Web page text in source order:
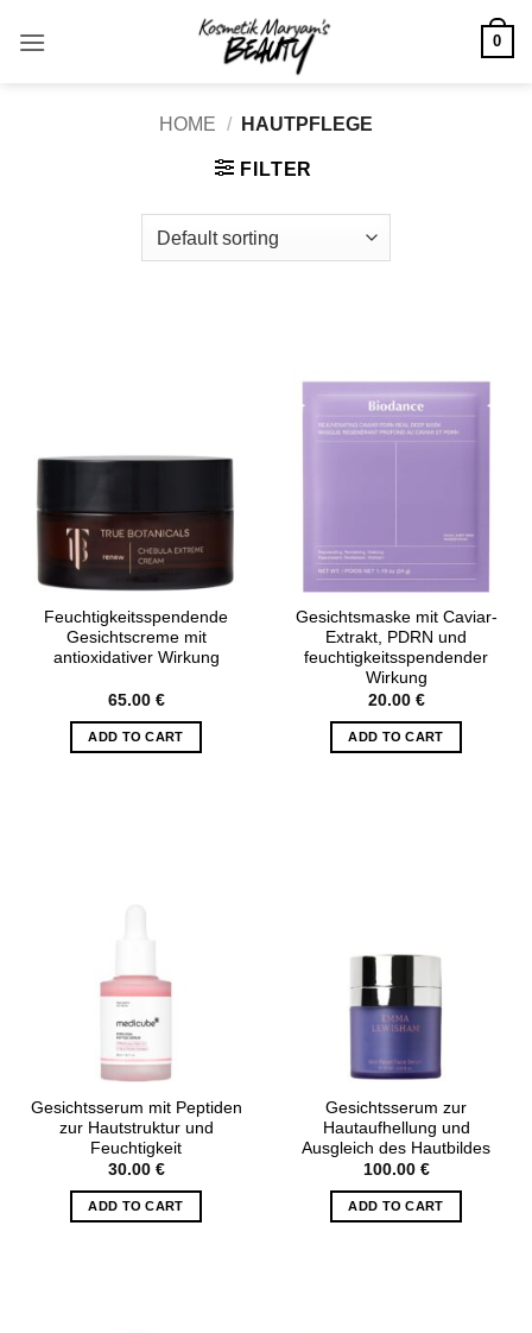
0
HOME / HAUTPFLEGE
FILTER
Feuchtigkeitsspendende
Gesichtscreme mit
antioxidativer Wirkung
65.00 €
ADD TO CART
Gesichtsmaske mit Caviar-
Extrakt, PDRN und
feuchtigkeitsspendender
Wirkung
20.00 €
ADD TO CART
Gesichtsserum mit Peptiden
zur Hautstruktur und
Feuchtigkeit
30.00 €
ADD TO CART
Gesichtsserum zur
Hautaufhellung und
Ausgleich des Hautbildes
100.00 €
ADD TO CART